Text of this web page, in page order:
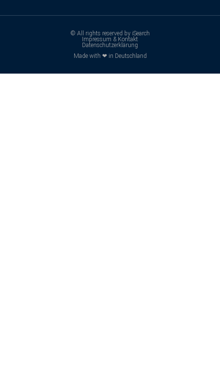
© All rights reserved by iSearch
Impressum & Kontakt
Datenschutzerklärung
Made with ❤ in Deutschland